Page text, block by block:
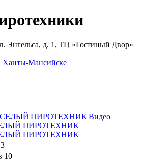
Энгельса, д. 1, ТЦ «Гостиный Двор»
Ханты-Мансийске
Видео
ПИРОТЕХНИК
ПИРОТЕХНИК
3
10